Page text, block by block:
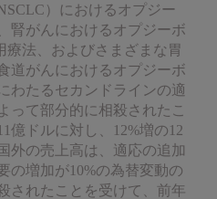
）におけるオプジー
腎がんにおけるオプジーボ
法、およびさまざまな胃
道がんにおけるオプジーボ
わたるセカンドラインの適
って部分的に相殺されたこ
億ドルに対し、12%増の12
外の売上高は、適応の追加
の増加が10%の為替変動の
されたことを受けて、前年